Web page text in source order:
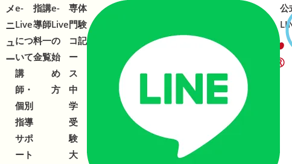
メ
ニ
ュ
ー
メ
ニ
ュ
ー
e-
Live
につ
いて
講
師・
個別
指導
サポ
ート
指
導
料
金
講
師
一
覧
e-
Live
の
始
め
方
専
門
コ
ー
ス
中
学
受
験
大
体
験
記
公
21:00